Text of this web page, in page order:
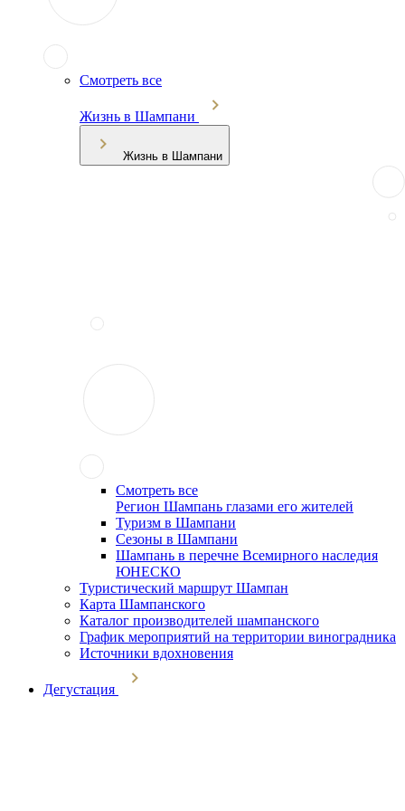
Смотреть все
Жизнь в Шампани
Жизнь в Шампани
Смотреть все
Регион Шампань глазами его жителей
Туризм в Шампани
Сезоны в Шампани
Шампань в перечне Всемирного наследия
ЮНЕСКО
Туристический маршрут Шампан
Карта Шампанского
Каталог производителей шампанского
График мероприятий на территории виноградника
Источники вдохновения
Дегустация